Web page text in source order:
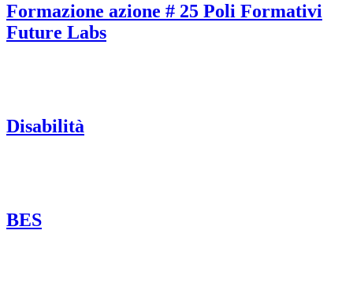
Formazione azione # 25 Poli Formativi
Future Labs
Disabilità
BES